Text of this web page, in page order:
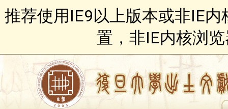
推荐使用IE9以上版本或非IE
置，非IE内核浏